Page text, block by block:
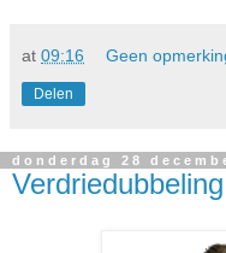
at 09:16 Geen
Delen
donderdag 28